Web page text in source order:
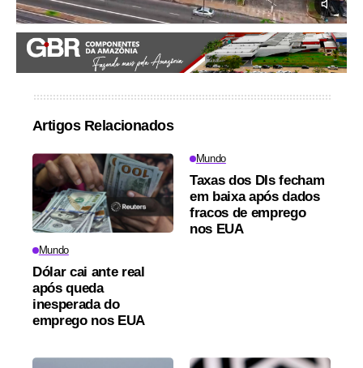
Artigos Relacionados
Mundo
Dólar cai ante real
após queda
inesperada do
emprego nos EUA
Mundo
Taxas dos DIs fecham
em baixa após dados
fracos de emprego
nos EUA